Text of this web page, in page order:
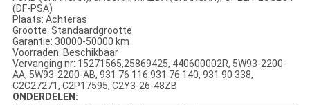
(DF-PSA)
Plaats: Achteras
Grootte: Standaardgrootte
Garantie: 30000-50000 km
Voorraden: Beschikbaar
Vervanging nr: 15271565,25869425, 440600002R, 5W93-2200-
AA, 5W93-2200-AB, 931 76 116.931 76 140, 931 90 338,
C2C27271, C2P17595, C2Y3-26-48ZB
ONDERDELEN: